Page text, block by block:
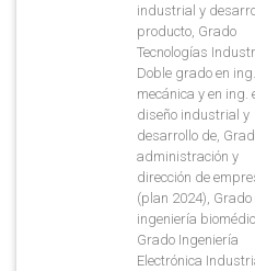
industrial y
producto, Grado
Tecnologías
Doble grado en ing.
mecánica y en ing.
diseño industrial y
desarrollo de,
administración y
dirección de
(plan 2024), Grado
ingeniería
Grado Ingeniería
Electrónica